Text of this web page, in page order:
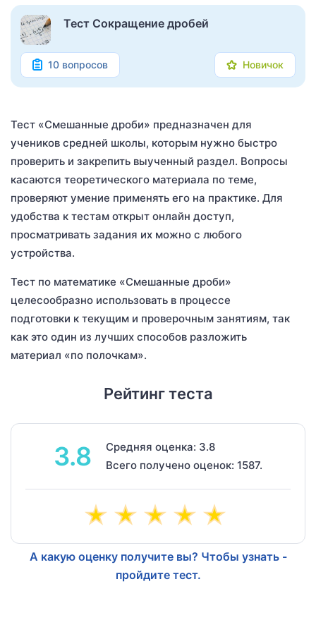
Тест Сокращение дробей
10 вопросов Новичок
Тест «Смешанные дроби» предназначен для
учеников средней школы, которым нужно быстро
проверить и закрепить выученный раздел. Вопросы
касаются теоретического материала по теме,
проверяют умение применять его на практике. Для
удобства к тестам открыт онлайн доступ,
просматривать задания их можно с любого
устройства.
Тест по математике «Смешанные дроби»
целесообразно использовать в процессе
подготовки к текущим и проверочным занятиям, так
как это один из лучших способов разложить
материал «по полочкам».
Рейтинг теста
3.8
Средняя оценка: 3.8
Всего получено оценок: 1587.
А какую оценку получите вы? Чтобы узнать -
пройдите тест.